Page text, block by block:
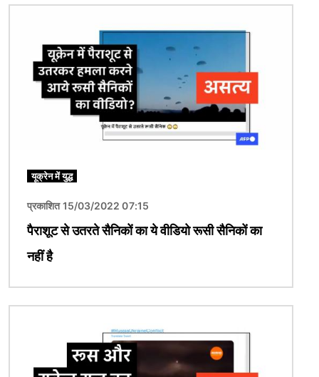
यूक्रेन में युद्ध
प्रकाशित 15/03/2022 07:15
पैराशूट से उतरते सैनिकों का ये वीडियो रूसी सैनिकों का
नहीं है